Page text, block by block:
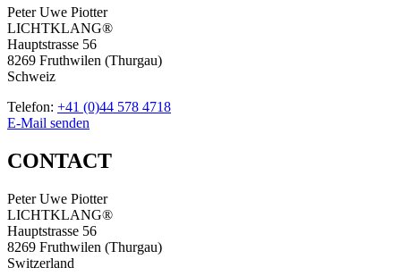
Peter Uwe Piotter
LICHTKLANG®
Hauptstrasse 56
8269 Fruthwilen (Thurgau)
Schweiz
Telefon: +41 (0)44 578 4718
E-Mail senden
CONTACT
Peter Uwe Piotter
LICHTKLANG®
Hauptstrasse 56
8269 Fruthwilen (Thurgau)
Switzerland